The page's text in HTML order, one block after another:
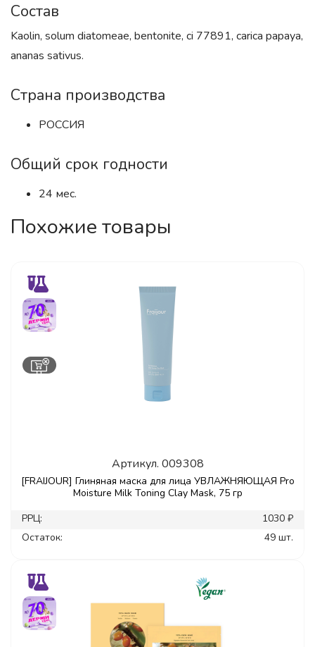
Состав
Kaolin, solum diatomeae, bentonite, ci 77891, carica papaya,
ananas sativus.
Страна производства
РОССИЯ
Общий срок годности
24 мес.
Похожие товары
Артикул. 009308
[FRAIJOUR] Глиняная маска для лица УВЛАЖНЯЮЩАЯ Pro
Moisture Milk Toning Clay Mask, 75 гр
РРЦ:
1030 ₽
Остаток:
49 шт.